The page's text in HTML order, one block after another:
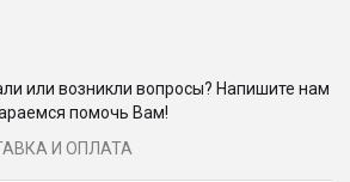
или возникли вопросы? Напишите нам
помочь Вам!
И ОПЛАТА